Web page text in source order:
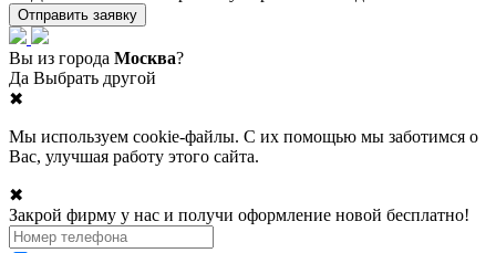
Вы из города Москва?
Да Выбрать другой
✖
Мы используем cookie-файлы. С их помощью мы заботимся о
Вас, улучшая работу этого сайта.
✖
Закрой фирму у нас и получи оформление новой бесплатно!